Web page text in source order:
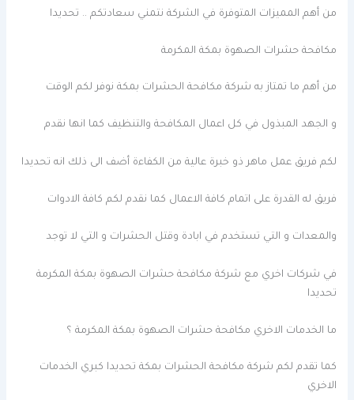
من أهم المميزات المتوفرة في الشركة نتمني سعادتكم .. تحديدا
مكافحة حشرات الصهوة بمكة المكرمة
من أهم ما تمتاز به شركة مكافحة الحشرات بمكة نوفر لكم الوقت
و الجهد المبذول في كل اعمال المكافحة والتنظيف كما انها نقدم
لكم فريق عمل ماهر ذو خبرة عالية من الكفاءة أضف الى ذلك انه تحديدا
فريق له القدرة على اتمام كافة الاعمال كما نقدم لكم كافة الادوات
والمعدات و التي تستخدم في ابادة وقتل الحشرات و التي لا توجد
في شركات اخري مع شركة مكافحة حشرات الصهوة بمكة المكرمة
تحديدا
ما الخدمات الاخري مكافحة حشرات الصهوة بمكة المكرمة ؟
كما تقدم لكم شركة مكافحة الحشرات بمكة تحديدا كبري الخدمات
الاخري